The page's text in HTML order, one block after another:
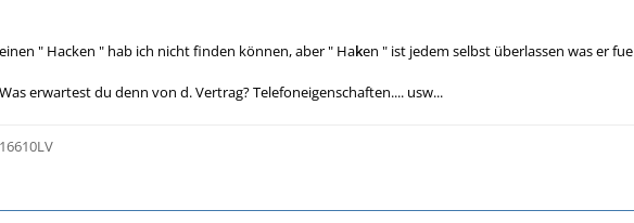
der e-plus professional s vertrag ohne grundgebühren usw....
gut oder doch nicht?
mfg
einen " Hacken " hab ich nicht finden können, aber " Haken " ist jedem selbst überlassen was er
Was erwartest du denn von d. Vertrag? Telefoneigenschaften.... usw...
16610LV